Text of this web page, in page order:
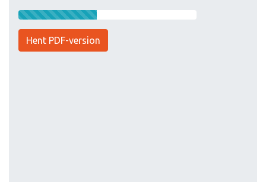
Hent PDF-version